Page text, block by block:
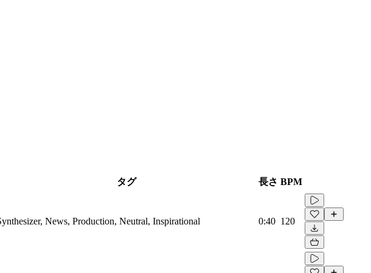
タグ 長さ BPM
News, Production, Neutral, Inspirational 0:40 120